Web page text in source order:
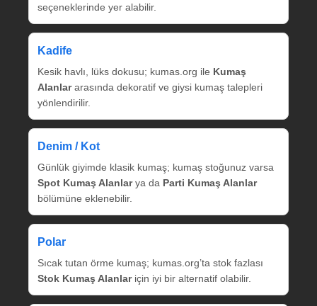
seçeneklerinde yer alabilir.
Kadife
Kesik havlı, lüks dokusu; kumas.org ile Kumaş
Alanlararasında dekoratif ve giysi kumaş talepleri
yönlendirilir.
Denim / Kot
Günlük giyimde klasik kumaş; kumaş stoğunuz varsa
Spot Kumaş Alanlarya da Parti Kumaş Alanlar
bölümüne eklenebilir.
Polar
Sıcak tutan örme kumaş; kumas.org’ta stok fazlası
Stok Kumaş Alanlariçin iyi bir alternatif olabilir.